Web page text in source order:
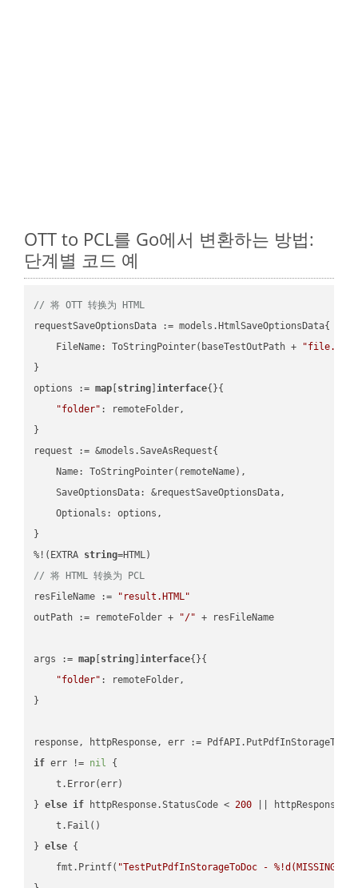
OTT to PCL를 Go에서 변환하는 방법:
단계별 코드 예
// 将 OTT 转换为 HTML
requestSaveOptionsData := models.HtmlSaveOptionsData{
    FileName: ToStringPointer(baseTestOutPath +
"file.OTT"
}
options := map string ]interface{}{
"folder" : remoteFolder,
}
request := &models.SaveAsRequest{
    Name: ToStringPointer(remoteName),
    SaveOptionsData: &requestSaveOptionsData,
    Optionals: options,
}
%!(EXTRA string
// 将 HTML 转换为 PCL
resFileName :=
"result.HTML"
outPath := remoteFolder +
"/" + resFileName
args := map string ]interface{}{
"folder" : remoteFolder,
}
if err != nil {
    t.Error(err)
} else if httpResponse.StatusCode < 200 ||
    t.Fail()
} else {
    fmt.Printf(
"TestPutPdfInStorageToDoc - %!d(MISSING)\n"